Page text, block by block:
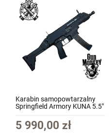
Karabin samopowtarzalny
Springfield Armory KUNA 5.5"
kal. 9x19 (HS-KN-B5-5.5-PL)
5 990,00 zł